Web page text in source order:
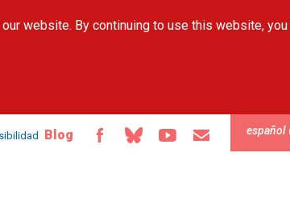
main
website. By continuing to use this website,
Blog español